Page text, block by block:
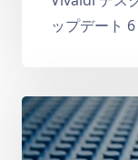
ップデート 6